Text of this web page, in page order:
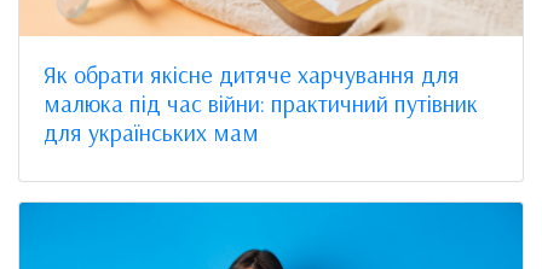
Як обрати якісне дитяче харчування для
малюка під час війни: практичний путівник
для українських мам